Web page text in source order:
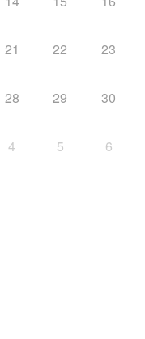
21 22 23
28 29 30
4 5 6